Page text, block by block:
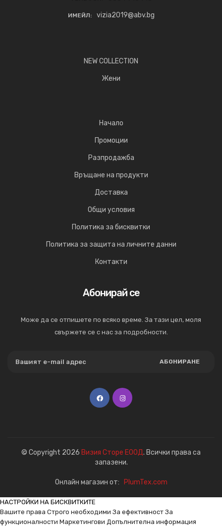
ИМЕЙЛ: vizia2019@abv.bg
NEW COLLECTION
Жени
Начало
Промоции
Разпродажба
Връщане на продукти
Доставка
Общи условия
Политика за бисквитки
Политика за защита на личните данни
Контакти
Абонирай се
Може да се отпишете по всяко време. За тази цел, моля
свържете се с нас за подробности.
АБОНИРАНЕ
© Copyright 2026 Визия Сторе ЕООД. Всички права са
запазени.
Онлайн магазин от: PlumTex.com
НАСТРОЙКИ НА БИСКВИТКИТЕ
Вашите права Строго необходими За ефективност За
функционалности Маркетингови Допълнителна информация